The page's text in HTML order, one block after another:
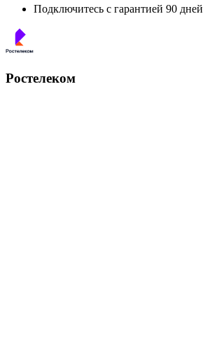
Подключитесь с гарантией 90 дней
Ростелеком